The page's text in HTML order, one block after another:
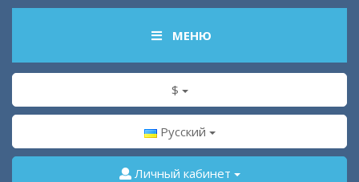
МЕНЮ
$
Русский
Личный кабинет